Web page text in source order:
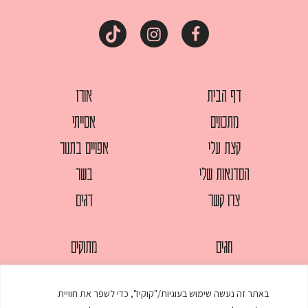
באתר זה נעשה שימוש בעוגיות/"קוקיז", כדי לשפר את חוויית
דף הבית
מתכונים
קצת עלי
הסדנאות שלי
צרו קשר
אורז
אסייתי
אפויים בתנור
בשר
דגים
חגים
מאפים
מתוקים
עוגות